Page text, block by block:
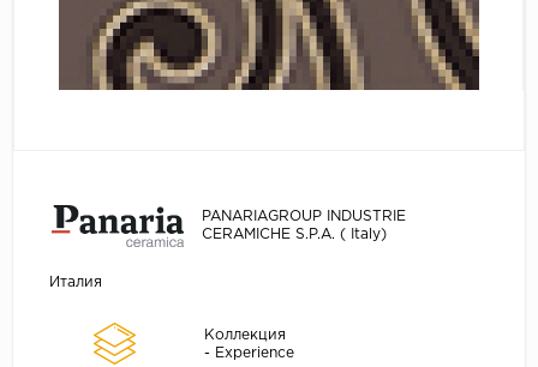
PANARIAGROUP INDUSTRIE
CERAMICHE S.P.A. ( Italy)
Италия
Коллекция
- Experience